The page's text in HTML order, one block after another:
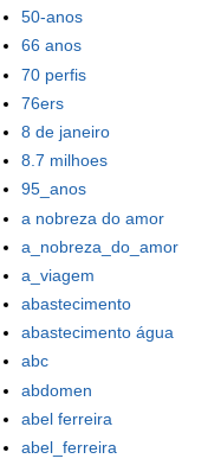
50-anos
66 anos
70 perfis
76ers
8 de janeiro
8.7 milhoes
95_anos
a nobreza do amor
a_nobreza_do_amor
a_viagem
abastecimento
abastecimento água
abc
abdomen
abel ferreira
abel_ferreira